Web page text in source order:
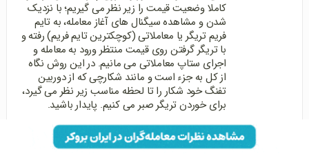
کاملا وضعیت قیمت را زیر نظر می گیریم؛ با نزدیک
شدن و مشاهده سیگنال های آغاز معامله، به تایم
فریم تریگر یا معاملاتی (کوچکترین تایم فریم) رفته و
با تریگر گرفتن روی قیمت منتظر ورود به معامله و
اجرای ستاپ معاملاتی می مانیم. در این روش نگاه
از کل به جزء است و مانند شکارچی که از دوربین
تفنگ خود شکار را تا لحظه مناسب زیر نظر می گیرد،
برای خوردن تریگر صبر می کنیم. پایدار باشید.
برای پاسخ دادن وارد شوید